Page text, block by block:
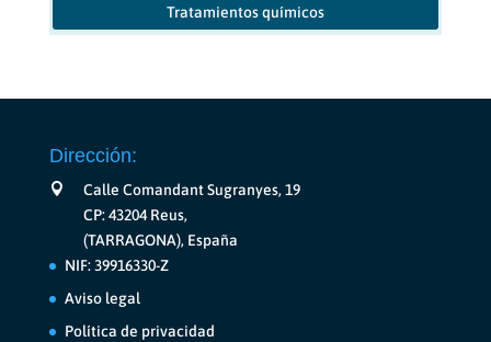
Tratamientos químicos
Dirección:
Calle Comandant Sugranyes, 19
CP: 43204 Reus,
(TARRAGONA), España
NIF: 39916330-Z
Aviso legal
Política de privacidad